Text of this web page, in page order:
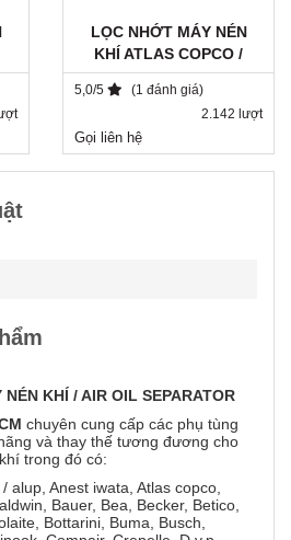
LỌC NHỚT MÁY NÉN
KHÍ ATLAS COPCO /
2901062301
5,0/5
(1 đánh giá)
2.142 lượt
Gọi liên hệ
KHÍ / AIR OIL SEPARATOR
chuyên cung cấp các phụ tùng
và thay thế tương đương cho
trong đó có:
alup, Anest iwata, Atlas copco,
Bauer, Bea, Becker, Betico,
Bottarini, Buma, Busch,